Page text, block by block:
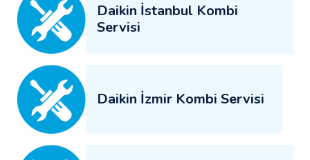
Daikin İstanbul Kombi
Servisi
Daikin İzmir Kombi Servisi